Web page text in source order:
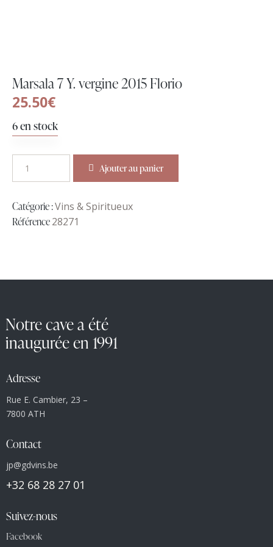
Marsala 7 Y. vergine 2015 Florio
25.50€
6 en stock
Ajouter au panier
Catégorie :Vins & Spiritueux
Référence28271
Notre cave a été
inaugurée en 1991
Adresse
Rue E. Cambier, 23 –
7800 ATH
Contact
jp@gdvins.be
+32 68 28 27 01
Suivez-nous
Facebook